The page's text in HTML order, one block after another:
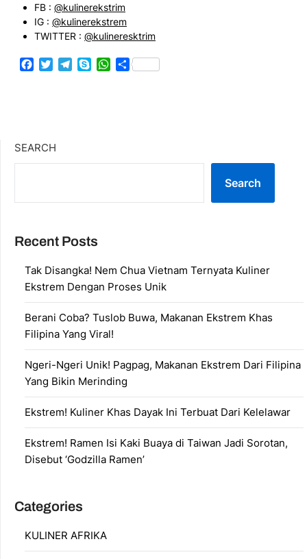
FB : @kulinerekstrim
IG : @kulinerekstrem
TWITTER : @kulineresktrim
Facebook
TwitterTelegram
SkypeWhatsApp
Share
SEARCH
Search
Recent Posts
Tak Disangka! Nem Chua Vietnam Ternyata Kuliner
Ekstrem Dengan Proses Unik
Berani Coba? Tuslob Buwa, Makanan Ekstrem Khas
Filipina Yang Viral!
Ngeri-Ngeri Unik! Pagpag, Makanan Ekstrem Dari Filipina
Yang Bikin Merinding
Ekstrem! Kuliner Khas Dayak Ini Terbuat Dari Kelelawar
Ekstrem! Ramen Isi Kaki Buaya di Taiwan Jadi Sorotan,
Disebut ‘Godzilla Ramen’
Categories
KULINER AFRIKA